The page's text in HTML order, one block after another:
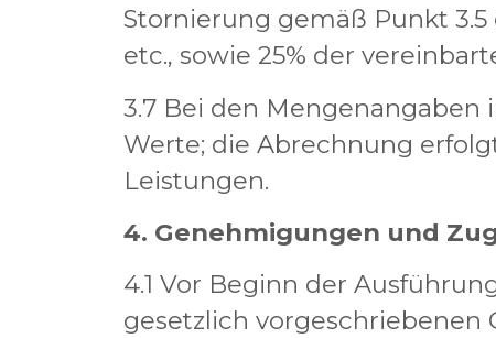
Stornierung gemäß Punkt
etc., sowie 25% der
3.7 Bei den
Werte; die Abrechnung
Leistungen.
4. Genehmigungen und
4.1 Vor Beginn der
gesetzlich